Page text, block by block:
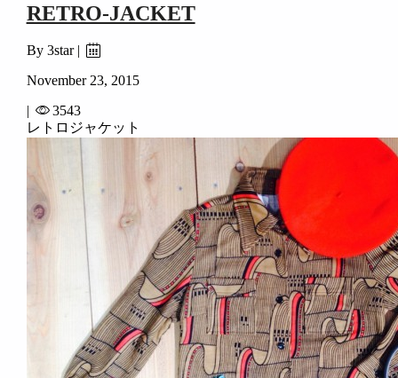
RETRO-JACKET
By 3star |
November 23, 2015
3543
レトロジャケット